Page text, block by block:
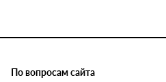
По вопросам сайта